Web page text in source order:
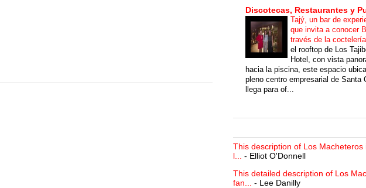
Discotecas, Restaurantes y
Tajý, un bar de
que invita a conocer
través de la
el rooftop de Los
Hotel, con vista
hacia la piscina, este espacio
pleno centro empresarial de Santa
llega para of...
This description of Los Macheteros
l...
- Elliot O'Donnell
This detailed description of Los
fan...
- Lee Danilly